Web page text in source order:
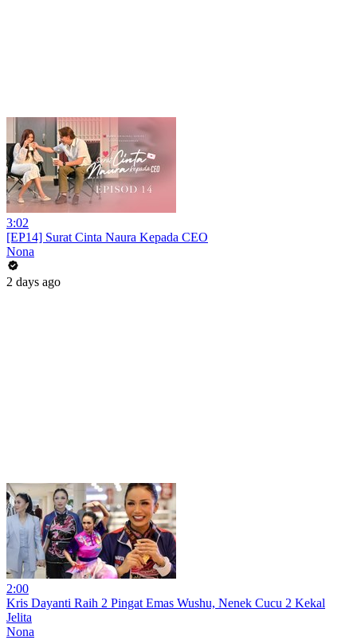
3:02
[EP14] Surat Cinta Naura Kepada CEO
Nona
2 days ago
2:00
Kris Dayanti Raih 2 Pingat Emas Wushu, Nenek Cucu 2 Kekal
Jelita
Nona